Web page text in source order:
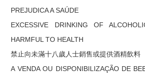
PREJUDICA A SAÚDE
EXCESSIVE DRINKING OF
HARMFUL TO HEALTH
禁止向未滿十八歲人士銷售或提供酒精飲料
A VENDA OU DISPONIBILIZAÇÃO DE